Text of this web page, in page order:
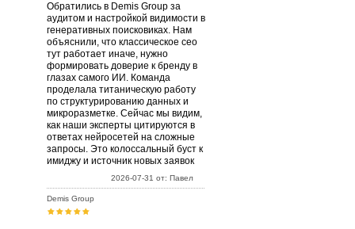
Обратились в Demis Group за
аудитом и настройкой видимости в
генеративных поисковиках. Нам
объяснили, что классическое сео
тут работает иначе, нужно
формировать доверие к бренду в
глазах самого ИИ. Команда
проделала титаническую работу
по структурированию данных и
микроразметке. Сейчас мы видим,
как наши эксперты цитируются в
ответах нейросетей на сложные
запросы. Это колоссальный буст к
имиджу и источник новых заявок
2026-07-31 от: Павел
Demis Group